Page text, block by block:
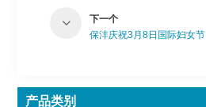
下一个
保沣庆祝3月8日国际妇女节
产品类别